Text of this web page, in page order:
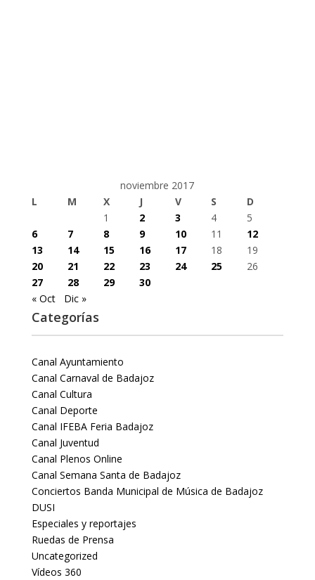
noviembre 2017
L
M X J V S
D
1
2 3 4
5
6
7 8 9 10 11
12
13
14 15 16 17 18
19
20
21 22 23 24 25
26
27
28 29
30
« Oct
Dic »
Categorías
Canal Ayuntamiento
Canal Carnaval de Badajoz
Canal Cultura
Canal Deporte
Canal IFEBA Feria Badajoz
Canal Juventud
Canal Plenos Online
Canal Semana Santa de Badajoz
Conciertos Banda Municipal de Música de Badajoz
DUSI
Especiales y reportajes
Ruedas de Prensa
Uncategorized
Vídeos 360